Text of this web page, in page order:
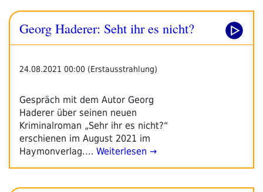
Georg Haderer: Seht ihr es nicht?
24.08.2021 00:00 (Erstausstrahlung)
Gespräch mit dem Autor Georg
Haderer über seinen neuen
Kriminalroman „Sehr ihr es nicht?“
erschienen im August 2021 im
Haymonverlag.… Weiterlesen →